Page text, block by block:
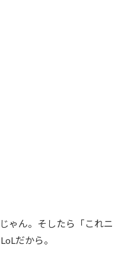
ゃん。そしたら「これニ
だから。